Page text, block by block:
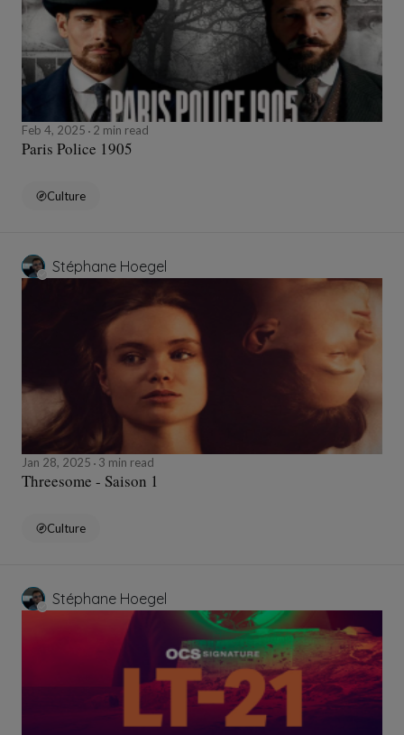
Feb 4, 2025 2 min read
Paris Police 1905
Culture
Stéphane Hoegel
Jan 28, 2025 3 min read
Threesome - Saison 1
Culture
Stéphane Hoegel